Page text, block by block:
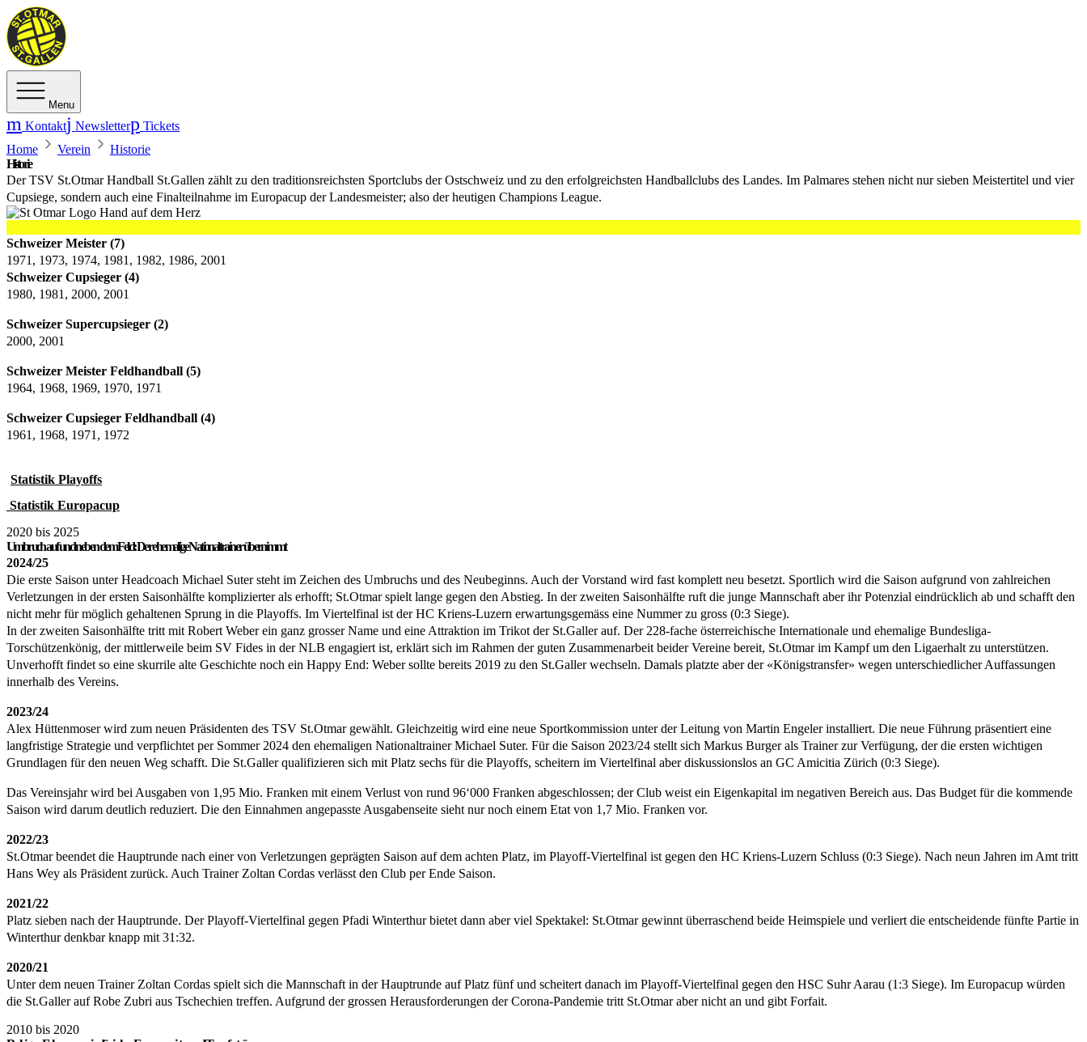
Menu
Kontakt Newsletter
Tickets
Home
Verein
Historie
Historie
Der TSV St.Otmar Handball St.Gallen zählt zu den traditionsreichsten Sportclubs der Ostschweiz und zu den erfolgreichsten Handballclubs des Landes. Im Palmares stehen nicht nur sieben Meistertitel und vier
Cupsiege, sondern auch eine Finalteilnahme im Europacup der Landesmeister; also der heutigen Champions League.
Schweizer Meister (7)
1971, 1973, 1974, 1981, 1982, 1986, 2001
Schweizer Cupsieger (4)
1980, 1981, 2000, 2001
Schweizer Supercupsieger (2)
2000, 2001
Schweizer Meister Feldhandball (5)
1964, 1968, 1969, 1970, 1971
Schweizer Cupsieger Feldhandball (4)
1961, 1968, 1971, 1972
Statistik Playoffs
Statistik Europacup
2020 bis 2025
Umbruch auf und neben dem Feld: Der ehemalige Nationaltrainer übernimmt
2024/25
Die erste Saison unter Headcoach Michael Suter steht im Zeichen des Umbruchs und des Neubeginns. Auch der Vorstand wird fast komplett neu besetzt. Sportlich wird die Saison aufgrund von zahlreichen
Verletzungen in der ersten Saisonhälfte komplizierter als erhofft; St.Otmar spielt lange gegen den Abstieg. In der zweiten Saisonhälfte ruft die junge Mannschaft aber ihr Potenzial eindrücklich ab und schafft den
nicht mehr für möglich gehaltenen Sprung in die Playoffs. Im Viertelfinal ist der HC Kriens-Luzern erwartungsgemäss eine Nummer zu gross (0:3 Siege).
In der zweiten Saisonhälfte tritt mit Robert Weber ein ganz grosser Name und eine Attraktion im Trikot der St.Galler auf. Der 228-fache österreichische Internationale und ehemalige Bundesliga-
Torschützenkönig, der mittlerweile beim SV Fides in der NLB engagiert ist, erklärt sich im Rahmen der guten Zusammenarbeit beider Vereine bereit, St.Otmar im Kampf um den Ligaerhalt zu unterstützen.
Unverhofft findet so eine skurrile alte Geschichte noch ein Happy End: Weber sollte bereits 2019 zu den St.Galler wechseln. Damals platzte aber der «Königstransfer» wegen unterschiedlicher Auffassungen
innerhalb des Vereins.
2023/24
Alex Hüttenmoser wird zum neuen Präsidenten des TSV St.Otmar gewählt. Gleichzeitig wird eine neue Sportkommission unter der Leitung von Martin Engeler installiert. Die neue Führung präsentiert eine
langfristige Strategie und verpflichtet per Sommer 2024 den ehemaligen Nationaltrainer Michael Suter. Für die Saison 2023/24 stellt sich Markus Burger als Trainer zur Verfügung, der die ersten wichtigen
Grundlagen für den neuen Weg schafft. Die St.Galler qualifizieren sich mit Platz sechs für die Playoffs, scheitern im Viertelfinal aber diskussionslos an GC Amicitia Zürich (0:3 Siege).
Das Vereinsjahr wird bei Ausgaben von 1,95 Mio. Franken mit einem Verlust von rund 96‘000 Franken abgeschlossen; der Club weist ein Eigenkapital im negativen Bereich aus. Das Budget für die kommende
Saison wird darum deutlich reduziert. Die den Einnahmen angepasste Ausgabenseite sieht nur noch einem Etat von 1,7 Mio. Franken vor.
2022/23
St.Otmar beendet die Hauptrunde nach einer von Verletzungen geprägten Saison auf dem achten Platz, im Playoff-Viertelfinal ist gegen den HC Kriens-Luzern Schluss (0:3 Siege). Nach neun Jahren im Amt tritt
Hans Wey als Präsident zurück. Auch Trainer Zoltan Cordas verlässt den Club per Ende Saison.
2021/22
Platz sieben nach der Hauptrunde. Der Playoff-Viertelfinal gegen Pfadi Winterthur bietet dann aber viel Spektakel: St.Otmar gewinnt überraschend beide Heimspiele und verliert die entscheidende fünfte Partie in
Winterthur denkbar knapp mit 31:32.
2020/21
Unter dem neuen Trainer Zoltan Cordas spielt sich die Mannschaft in der Hauptrunde auf Platz fünf und scheitert danach im Playoff-Viertelfinal gegen den HSC Suhr Aarau (1:3 Siege). Im Europacup würden
die St.Galler auf Robe Zubri aus Tschechien treffen. Aufgrund der grossen Herausforderungen der Corona-Pandemie tritt St.Otmar aber nicht an und gibt Forfait.
2010 bis 2020